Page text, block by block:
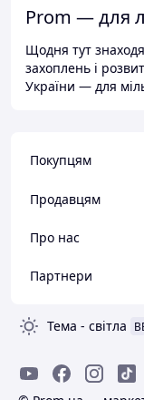
Prom — для
Щодня тут
захоплень і
України — для
Покупцям
Продавцям
Про нас
Партнери
Тема - світла